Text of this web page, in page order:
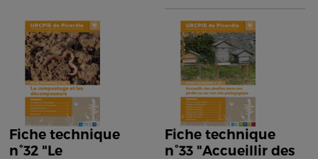
Fiche technique
n°32 "Le
Fiche technique
n°33 "Accueillir des